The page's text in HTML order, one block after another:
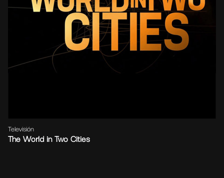
Televisión
The World in Two Cities